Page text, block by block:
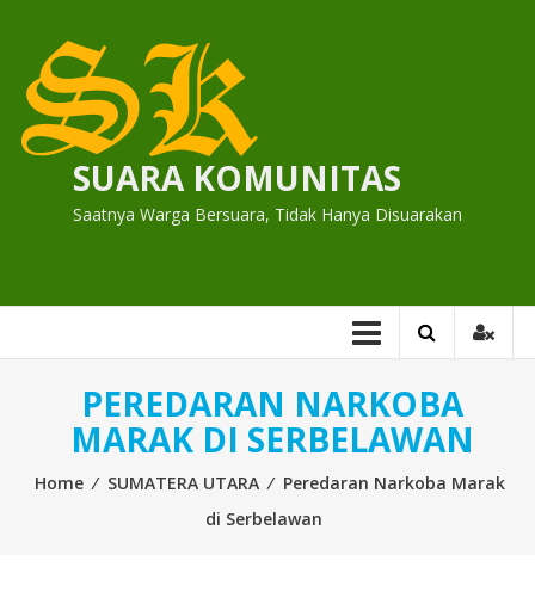
content
SUARA KOMUNITAS
Saatnya Warga Bersuara, Tidak Hanya Disuarakan
PEREDARAN NARKOBA
MARAK DI SERBELAWAN
Home ⁄ SUMATERA UTARA ⁄ Peredaran Narkoba Marak
di Serbelawan